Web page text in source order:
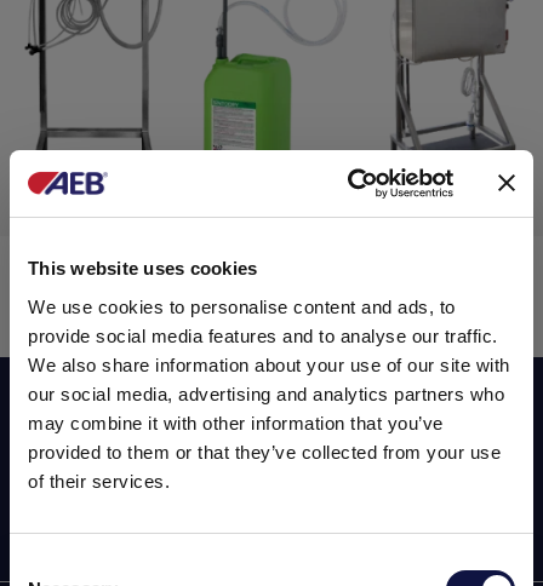
This website uses cookies
We use cookies to personalise content and ads, to
provide social media features and to analyse our traffic.
We also share information about your use of our site with
our social media, advertising and analytics partners who
may combine it with other information that you’ve
provided to them or that they’ve collected from your use
of their services.
Lubricación
Lubimatic
Suscribirse a nuestro newsletter